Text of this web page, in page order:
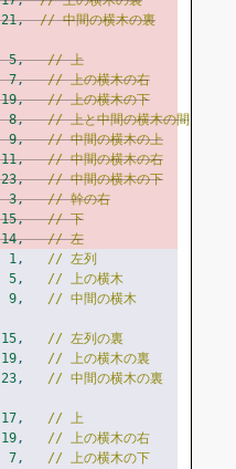
21, // 中間の横木の裏
5,
// 上
7,
// 上の横木の右
19,
// 上の横木の下
8,
// 上と中間の横木の間
9,
// 中間の横木の上
11,
// 中間の横木の右
23,
// 中間の横木の下
3,
// 幹の右
15,
// 下
14,
// 左
1,
// 左列
5,
// 上の横木
9, // 中間の横木
15,
// 左列の裏
19,
// 上の横木の裏
23, // 中間の横木の裏
17,
// 上
19,
// 上の横木の右
7,
// 上の横木の下